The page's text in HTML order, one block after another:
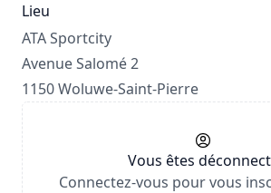
Lieu
ATA Sportcity
Avenue Salomé 2
1150 Woluwe-Saint-Pierre
Vous êtes
Connectez-vous pour vous